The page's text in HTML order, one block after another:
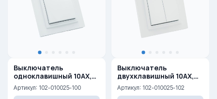
Выключатель
одноклавишный 10AX,
250 V
Артикул: 102-010025-100
Выключатель
двухклавишный 10AX,
250 V
Артикул: 102-010025-102